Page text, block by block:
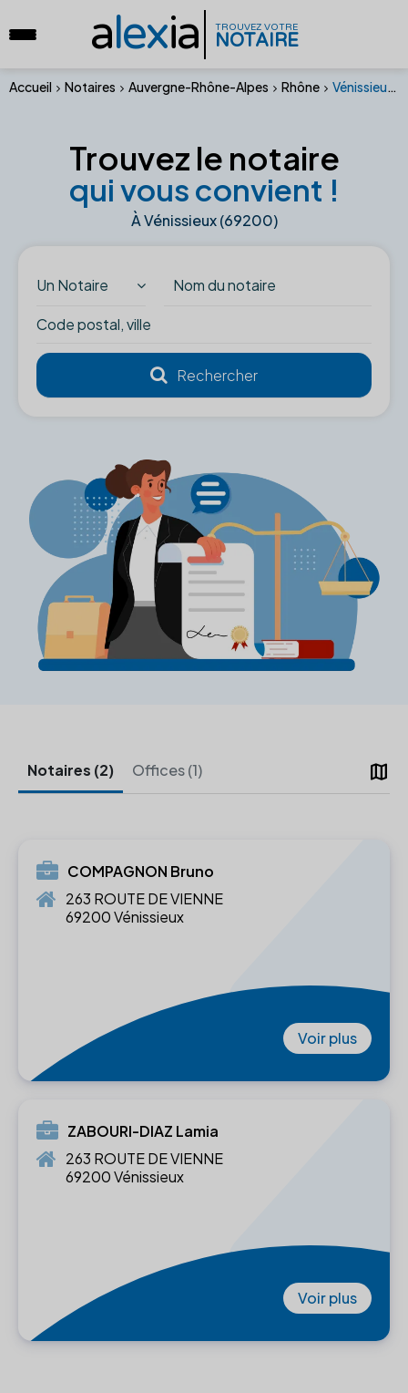
alexia TROUVEZ VOTRE
NOTAIRE
Accueil Notaires Auvergne-Rhône-Alpes Rhône Vénissieux (69200)
Trouvez le notaire
qui vous convient !
À Vénissieux (69200)
Un Notaire
map
Notaires (2) Offices (1)
COMPAGNON Bruno
263 ROUTE DE VIENNE
69200 Vénissieux
Voir plus
ZABOURI-DIAZ Lamia
263 ROUTE DE VIENNE
69200 Vénissieux
Voir plus